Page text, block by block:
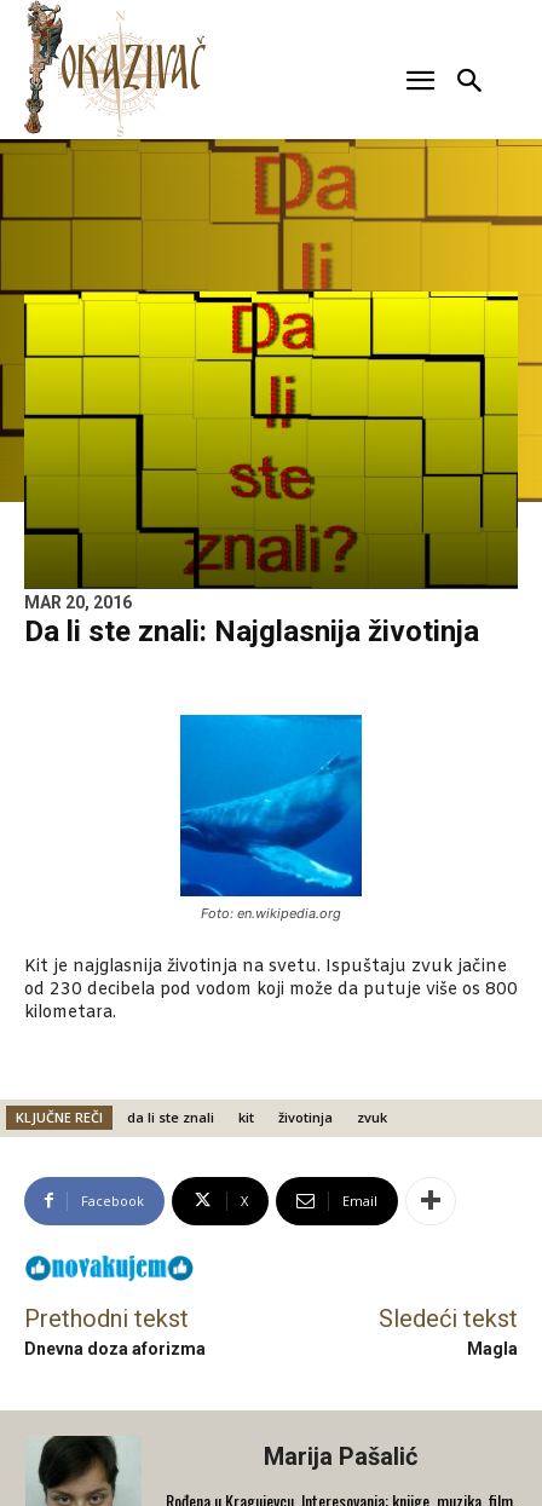
MAR 20, 2016
Da li ste znali: Najglasnija životinja
Foto: en.wikipedia.org
Kit je najglasnija životinja na svetu. Ispuštaju zvuk jačine
od 230 decibela pod vodom koji može da putuje više os 800
kilometara.
KLJUČNE REČI da li ste znali kit životinja zvuk
Facebook X Email
Prethodni tekst
Dnevna doza aforizma
Sledeći tekst
Magla
Marija Pašalić
​Rođena u Kragujevcu. Interesovanja: knjige, muzika, film,